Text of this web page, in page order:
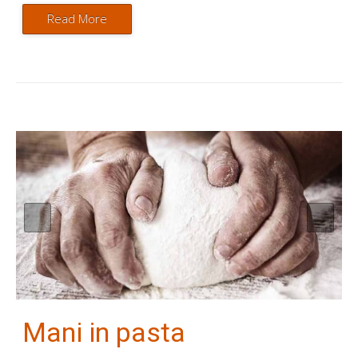
Read More
Mani in pasta